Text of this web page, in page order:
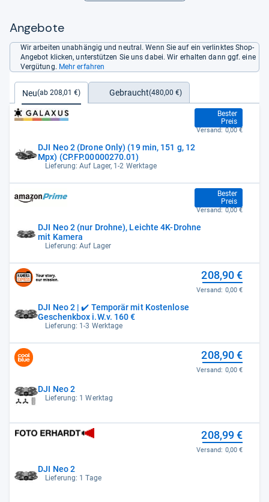
Angebote
Wir arbeiten unabhängig und neutral. Wenn Sie auf ein verlinktes Shop-
Angebot klicken, unterstützen Sie uns dabei. Wir erhalten dann ggf. eine
Vergütung. Mehr erfahren
Neu(ab 208,01 €) Gebraucht(480,00 €)
DJI Neo 2 (Drone Only) (19 min, 151 g, 12
Mpx) (CP.FP.00000270.01)
Lieferung: Auf Lager, 1-2 Werktage
Bester
Preis
208,01 €
Versand: 0,00 €
DJI Neo 2 (nur Drohne), Leichte 4K-Drohne
mit Kamera
Lieferung: Auf Lager
Bester
Preis
208,01 €
Versand: 0,00 €
DJI Neo 2 | ✔️ Temporär mit Kostenlose
Geschenkbox i.W.v. 160 €
Lieferung: 1-3 Werktage
208,90 €
Versand: 0,00 €
DJI Neo 2
Lieferung: 1 Werktag
208,90 €
Versand: 0,00 €
DJI Neo 2
Lieferung: 1 Tage
208,99 €
Versand: 0,00 €